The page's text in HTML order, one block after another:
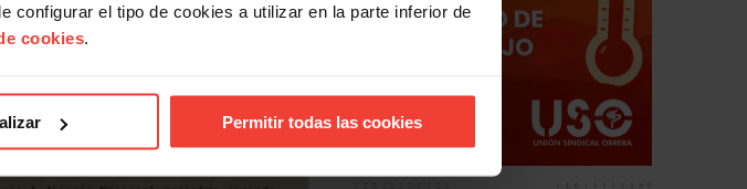
configurar el tipo de cookies a utilizar en la parte inferior de
cookies.
Permitir todas las cookies